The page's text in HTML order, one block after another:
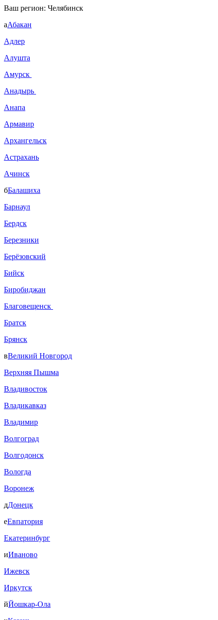
Ваш регион: Челябинск
аАбакан
Адлер
Алушта
Амурск
Анадырь
Анапа
Армавир
Архангельск
Астрахань
Ачинск
бБалашиха
Барнаул
Бердск
Березники
Берёзовский
Бийск
Биробиджан
Благовещенск
Братск
Брянск
вВеликий Новгород
Верхняя Пышма
Владивосток
Владикавказ
Владимир
Волгоград
Волгодонск
Вологда
Воронеж
дДонецк
еЕвпатория
Екатеринбург
иИваново
Ижевск
Иркутск
йЙошкар-Ола